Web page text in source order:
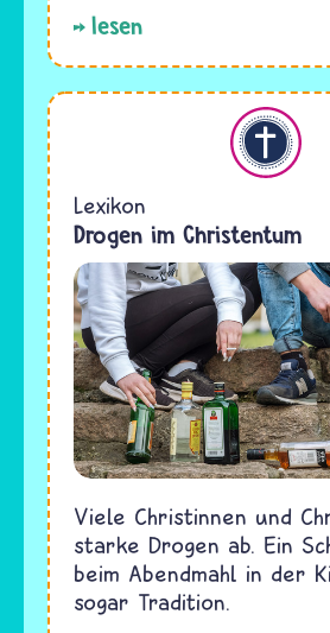
lesen
Christentum
Lexikon
Drogen im Christentum
Viele Christinnen und
starke Drogen ab. Ein
beim Abendmahl in der
sogar Tradition.